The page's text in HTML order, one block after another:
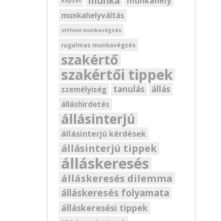
munkahelyváltás
otthoni munkavégzés
rugalmas munkavégzés
szakértő
szakértői tippek
személyiség tanulás állás
álláshirdetés
állásinterjú
állásinterjú kérdések
állásinterjú tippek
álláskeresés
álláskeresés dilemma
álláskeresés folyamata
álláskeresési tippek